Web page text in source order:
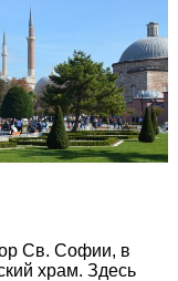
Св. Софии, в
храм. Здесь